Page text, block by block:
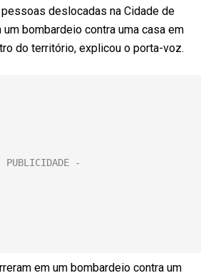
deslocadas na Cidade de
bombardeio contra uma casa em
do território, explicou o porta-voz.
em um bombardeio contra um